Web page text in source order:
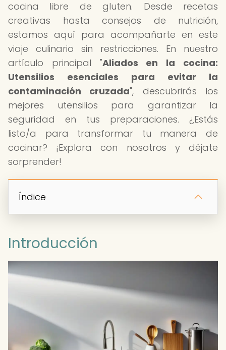
cocina libre de gluten. Desde recetas
creativas hasta consejos de nutrición,
estamos aquí para acompañarte en este
viaje culinario sin restricciones. En nuestro
artículo principal "Aliados en la cocina:
Utensilios esenciales para evitar la
contaminación cruzada", descubrirás los
mejores utensilios para garantizar la
seguridad en tus preparaciones. ¿Estás
listo/a para transformar tu manera de
cocinar? ¡Explora con nosotros y déjate
sorprender!
Índice
Introducción